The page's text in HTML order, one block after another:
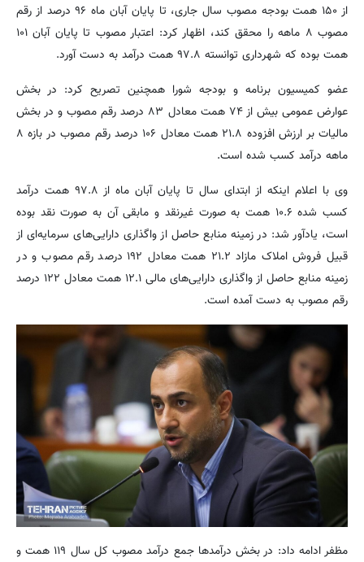
از ۱۵۰ همت بودجه مصوب سال جاری، تا پایان آبان ماه ۹۶ درصد از رقم
مصوب ۸ ماهه را محقق کند، اظهار کرد: اعتبار مصوب تا پایان آبان ۱۰۱
همت بوده که شهرداری توانسته ۹۷.۸ همت درآمد به دست آورد.
عضو کمیسیون برنامه و بودجه شورا همچنین تصریح کرد: در بخش
عوارض عمومی بیش از ۷۴ همت معادل ۸۳ درصد رقم مصوب و در بخش
مالیات بر ارزش افزوده ۲۱.۸ همت معادل ۱۰۶ درصد رقم مصوب در بازه ۸
ماهه درآمد کسب شده است.
وی با اعلام اینکه از ابتدای سال تا پایان آبان ماه از ۹۷.۸ همت درآمد
کسب شده ۱۰.۶ همت به صورت غیرنقد و مابقی آن به صورت نقد بوده
است، یادآور شد: در زمینه منابع حاصل از واگذاری دارایی‌های سرمایه‌ای از
قبیل فروش املاک مازاد ۲۱.۲ همت معادل ۱۹۲ درصد رقم مصوب و در
زمینه منابع حاصل از واگذاری دارایی‌های مالی ۱۲.۱ همت معادل ۱۲۲ درصد
رقم مصوب به دست آمده است.
مظفر ادامه داد: در بخش درآمدها جمع درآمد مصوب کل سال ۱۱۹ همت و